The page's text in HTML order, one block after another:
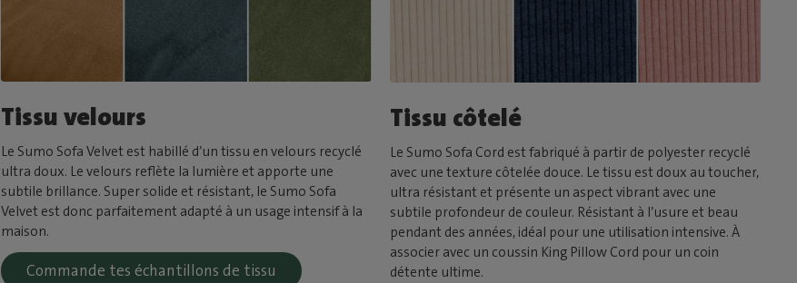
Tissu velours
Le Sumo Sofa Velvet est habillé d’un tissu en velours recyclé
ultra doux. Le velours reflète la lumière et apporte une
subtile brillance. Super solide et résistant, le Sumo Sofa
Velvet est donc parfaitement adapté à un usage intensif à la
maison.
Commande tes échantillons de tissu
Tissu côtelé
Le Sumo Sofa Cord est fabriqué à partir de polyester recyclé
avec une texture côtelée douce. Le tissu est doux au toucher,
ultra résistant et présente un aspect vibrant avec une
subtile profondeur de couleur. Résistant à l’usure et beau
pendant des années, idéal pour une utilisation intensive. À
associer avec un coussin King Pillow Cord pour un coin
détente ultime.